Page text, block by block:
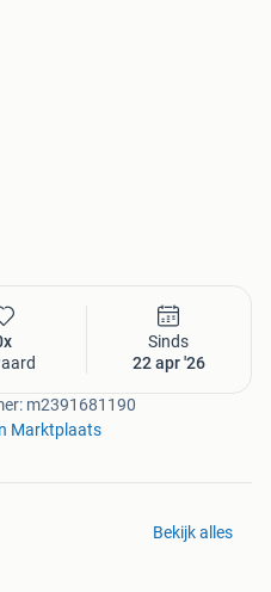
Sinds
22 apr '26
m2391681190
Marktplaats
Bekijk alles